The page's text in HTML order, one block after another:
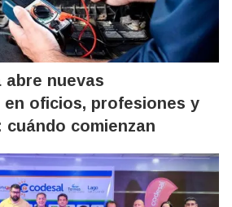
abre nuevas
oficios, profesiones y
comienzan